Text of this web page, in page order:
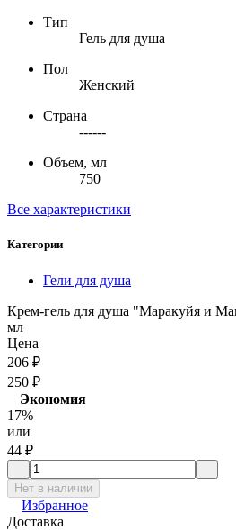
Тип
Гель для душа
Пол
Женский
Страна
------
Объем, мл
750
Все характеристики
Категории
Гели для душа
Крем-гель для душа "Маракуйя и
мл
Цена
206 ₽
250 ₽
Экономия
17%
или
44 ₽
Нет в наличии
Избранное
Доставка